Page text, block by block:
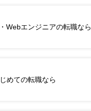
Webエンジニアの転職なら
めての転職なら